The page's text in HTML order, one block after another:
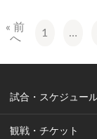
« 前
へ
1 …
試合・スケジュー
観戦・チケット